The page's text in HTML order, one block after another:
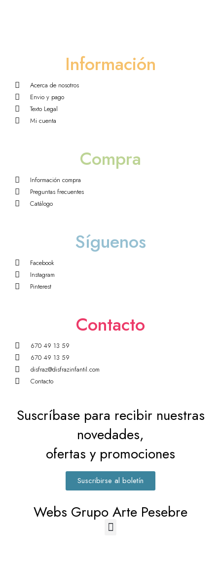
Información
Acerca de nosotros
Envio y pago
Texto Legal
Mi cuenta
Compra
Información compra
Preguntas frecuentes
Catálogo
Síguenos
Facebook
Instagram
Pinterest
Contacto
670 49 13 59
670 49 13 59
disfraz@disfrazinfantil.com
Contacto
Suscríbase para recibir nuestras
novedades,
ofertas y promociones
Suscribirse al boletín
Webs Grupo Arte Pesebre